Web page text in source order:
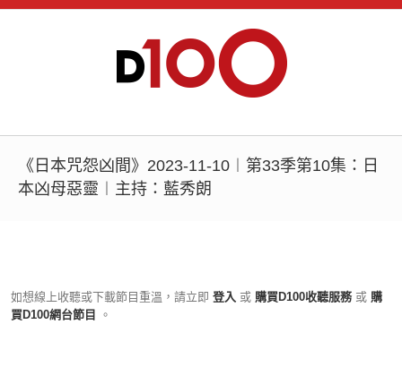
《日本咒怨凶間》2023-11-10︱第33季第10集：日
本凶母惡靈︱主持：藍秀朗
如想線上收聽或下載節目重溫，請立即 登入 或 購買D100收聽服務 或 購
買D100網台節目
。